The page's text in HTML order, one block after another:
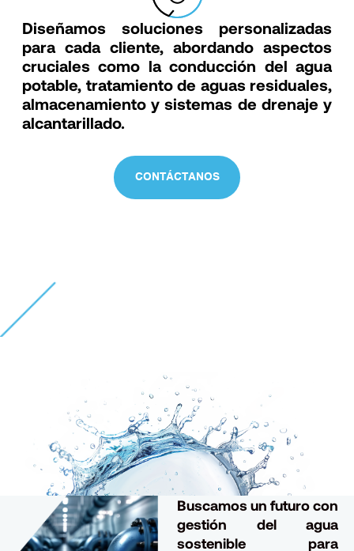
Diseñamos soluciones personalizadas
para cada cliente, abordando aspectos
cruciales como la conducción del agua
potable, tratamiento de aguas residuales,
almacenamiento y sistemas de drenaje y
alcantarillado.
CONTÁCTANOS
Buscamos un futuro con
gestión del agua
sostenible para